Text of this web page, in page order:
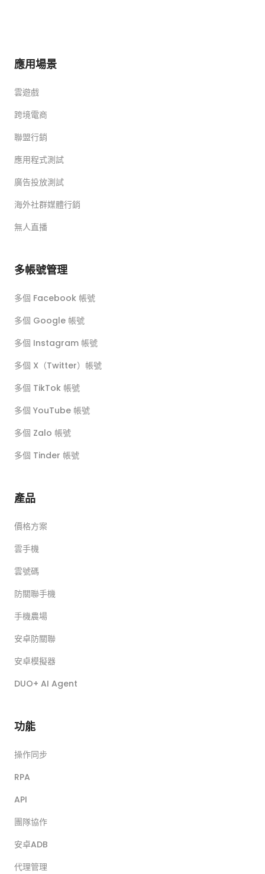
應用場景
雲遊戲
跨境電商
聯盟行銷
應用程式測試
廣告投放測試
海外社群媒體行銷
無人直播
多帳號管理
多個 Facebook 帳號
多個 Google 帳號
多個 Instagram 帳號
多個 X（Twitter）帳號
多個 TikTok 帳號
多個 YouTube 帳號
多個 Zalo 帳號
多個 Tinder 帳號
產品
價格方案
雲手機
雲號碼
防關聯手機
手機農場
安卓防關聯
安卓模擬器
DUO+ AI Agent
功能
操作同步
RPA
API
團隊協作
安卓ADB
代理管理